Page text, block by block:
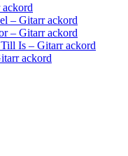
– Gitarr ackord
– Gitarr ackord
Is – Gitarr ackord
ackord